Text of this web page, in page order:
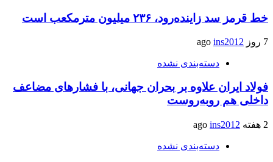
خط قرمز سد زاینده‌رود، ۲۳۶ میلیون مترمکعب است
7 روز ago ins2012
دسته‌بندی نشده
فولاد ایران علاوه بر بحران جهانی، با فشارهای مضاعف
داخلی هم روبه‌روست
2 هفته ago ins2012
دسته‌بندی نشده